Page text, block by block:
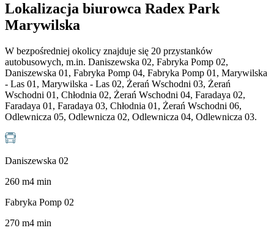
Lokalizacja biurowca Radex Park
Marywilska
W bezpośredniej okolicy znajduje się 20 przystanków
autobusowych, m.in. Daniszewska 02, Fabryka Pomp 02,
Daniszewska 01, Fabryka Pomp 04, Fabryka Pomp 01, Marywilska
- Las 01, Marywilska - Las 02, Żerań Wschodni 03, Żerań
Wschodni 01, Chłodnia 02, Żerań Wschodni 04, Faradaya 02,
Faradaya 01, Faradaya 03, Chłodnia 01, Żerań Wschodni 06,
Odlewnicza 05, Odlewnicza 02, Odlewnicza 04, Odlewnicza 03.
Daniszewska 02
260 m4 min
Fabryka Pomp 02
270 m4 min